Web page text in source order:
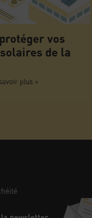
vos
de la
plus >